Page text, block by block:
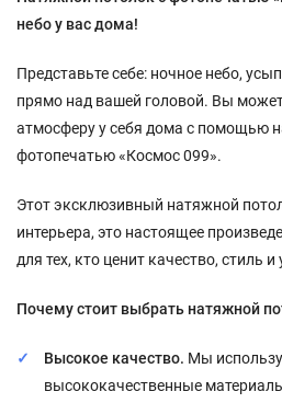
небо у вас дома!
Представьте себе: ночное небо,
прямо над вашей головой. Вы
атмосферу у себя дома с помощью
фотопечатью «Космос 099».
Этот эксклюзивный натяжной
интерьера, это настоящее
для тех, кто ценит качество, стиль
Почему стоит выбрать натяжной
Высокое качество. Мы
высококачественные